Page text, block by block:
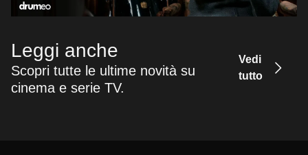
Leggi anche
Scopri tutte le ultime novità su
cinema e serie TV.
Vedi
tutto